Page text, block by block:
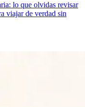
lo que olvidas revisar
viajar de verdad sin